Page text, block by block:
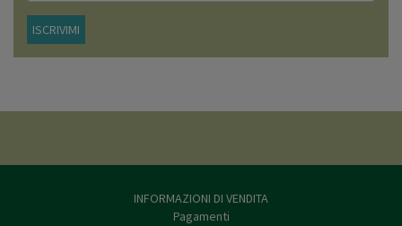
ISCRIVIMI
INFORMAZIONI DI VENDITA
Pagamenti